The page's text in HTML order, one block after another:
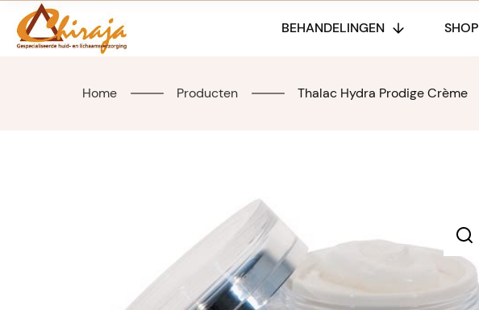
content
BEHANDELINGEN SHOP
Home Producten Thalac Hydra Prodige Crème